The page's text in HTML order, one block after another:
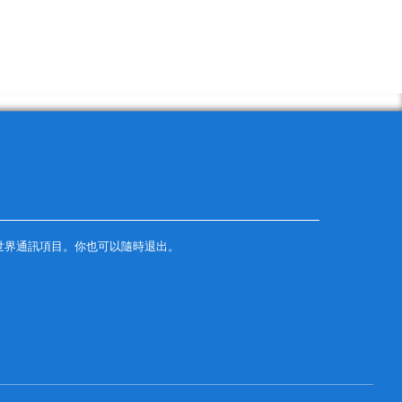
通訊項目。你也可以隨時退出。